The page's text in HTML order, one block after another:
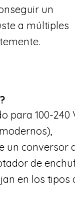
un
a múltiples
para 100-240
un conversor
de
en los tipos